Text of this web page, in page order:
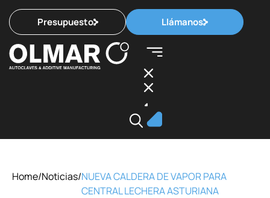
Presupuesto Llámanos
Home/Noticias/NUEVA CALDERA DE VAPOR PARA
CENTRAL LECHERA ASTURIANA